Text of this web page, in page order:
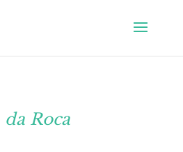
da Roca